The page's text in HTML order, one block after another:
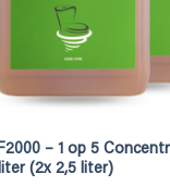
– 1 op 5
(2x 2,5 liter)